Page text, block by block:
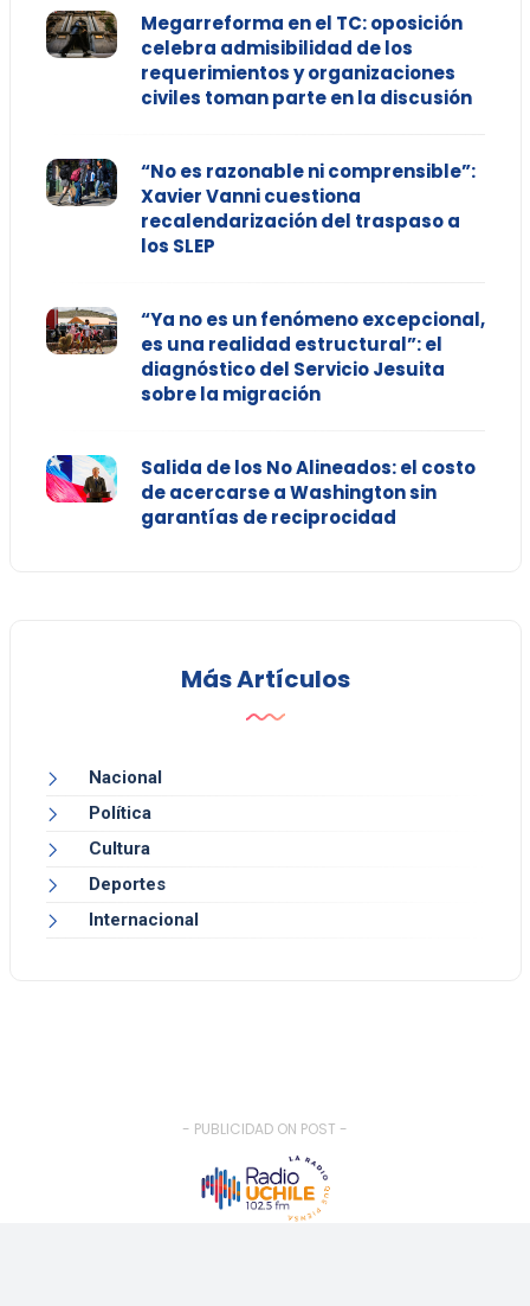
Megarreforma en el TC: oposición
celebra admisibilidad de los
requerimientos y organizaciones
civiles toman parte en la discusión
“No es razonable ni comprensible”:
Xavier Vanni cuestiona
recalendarización del traspaso a
los SLEP
“Ya no es un fenómeno excepcional,
es una realidad estructural”: el
diagnóstico del Servicio Jesuita
sobre la migración
Salida de los No Alineados: el costo
de acercarse a Washington sin
garantías de reciprocidad
Más Artículos
Nacional
Política
Cultura
Deportes
Internacional
- PUBLICIDAD ON POST -